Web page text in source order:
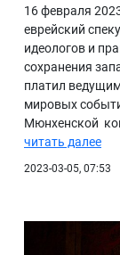
16 февраля
еврейский
идеологов и
сохранения
платил
мировых
Мюнхенской
читать далее
2023-03-05, 07:53